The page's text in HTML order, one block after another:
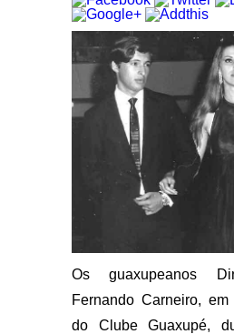
Os guaxupeanos
Fernando Carneiro,
do Clube Guaxupé,